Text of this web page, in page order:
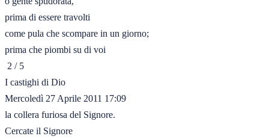
prima di essere travolti
come pula che scompare in un giorno;
prima che piombi su di voi
2 / 5
I castighi di Dio
Mercoledì 27 Aprile 2011 17:09
la collera furiosa del Signore.
Cercate il Signore